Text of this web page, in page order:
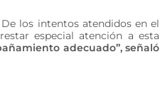
los intentos atendidos en el
especial atención a esta
adecuado”, señaló